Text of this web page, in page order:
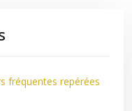
fréquentes repérées